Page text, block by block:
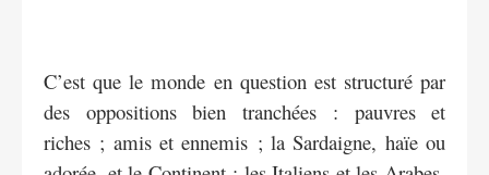
C’est que le monde en question est structuré par
des oppositions bien tranchées : pauvres et
riches ; amis et ennemis ; la Sardaigne, haïe ou